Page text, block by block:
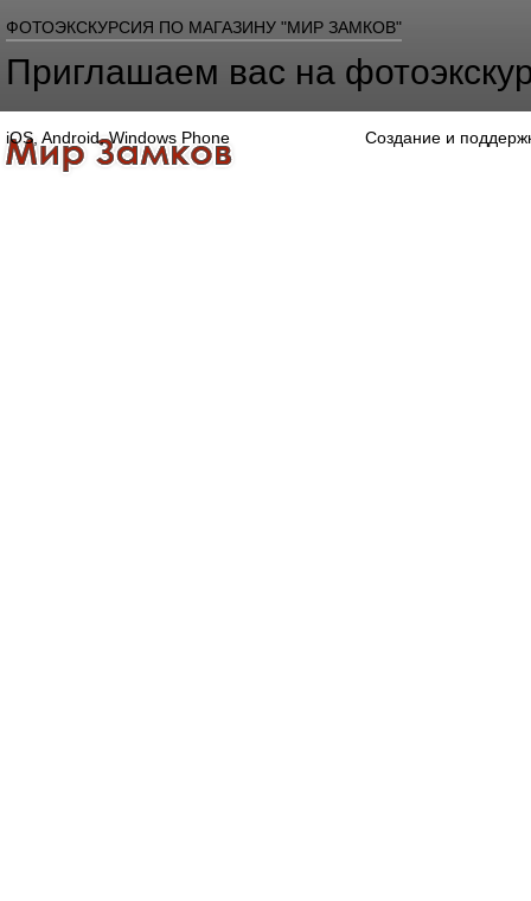
ФОТОЭКСКУРСИЯ ПО МАГАЗИНУ "МИР ЗАМКОВ"
Приглашаем вас на
Главная
Каталог
iOS, Android, Windows Phone Создание и